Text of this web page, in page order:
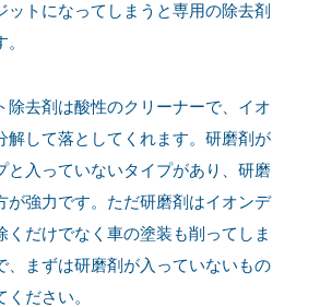
ットになってしまうと専用の除去剤
除去剤は酸性のクリーナーで、イオ
解して落としてくれます。研磨剤が
と入っていないタイプがあり、研磨
が強力です。ただ研磨剤はイオンデ
くだけでなく車の塗装も削ってしま
、まずは研磨剤が入っていないもの
ださい。